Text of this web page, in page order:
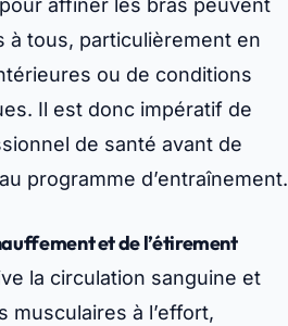
affiner les bras peuvent
à tous, particulièrement en
ou de conditions
Il est donc impératif de
de santé avant de
programme d’entraînement.
et de l’étirement
la circulation sanguine et
musculaires à l’effort,